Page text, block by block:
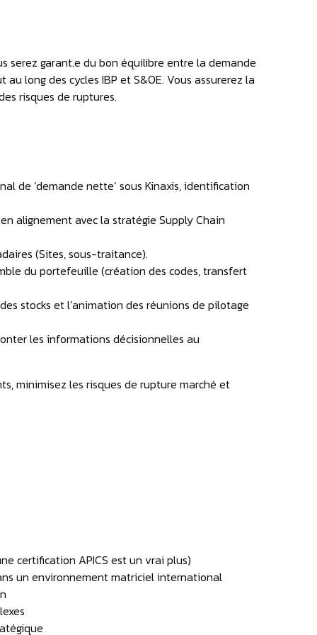
serez garant.e du bon équilibre entre la demande
long des cycles IBP et S&OE. Vous assurerez la
risques de ruptures.
de ‘demande nette’ sous Kinaxis, identification
alignement avec la stratégie Supply Chain
(Sites, sous-traitance).
du portefeuille (création des codes, transfert
stocks et l’animation des réunions de pilotage
les informations décisionnelles au
minimisez les risques de rupture marché et
certification APICS est un vrai plus)
un environnement matriciel international